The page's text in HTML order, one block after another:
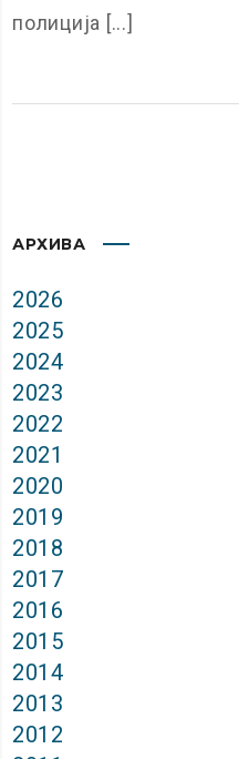
полиција [...]
АРХИВА
2026
2025
2024
2023
2022
2021
2020
2019
2018
2017
2016
2015
2014
2013
2012